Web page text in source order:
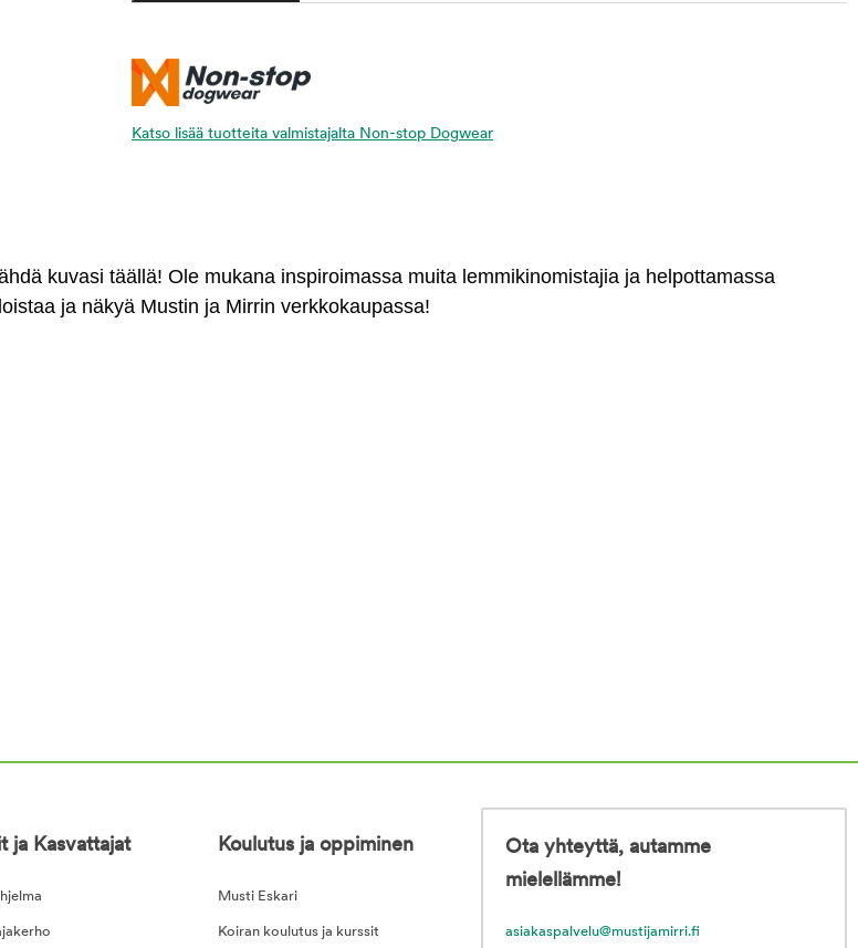
Katso lisää tuotteita valmistajalta Non-stop Dogwear
kuvasi täällä! Ole mukana inspiroimassa muita lemmikinomistajia ja helpottamassa
ja näkyä Mustin ja Mirrin verkkokaupassa!
ja Kasvattajat Koulutus ja oppiminen
Musti Eskari
Koiran koulutus ja kurssit
Ota yhteyttä, autamme
mielellämme!
asiakaspalvelu@mustijamirri.fi